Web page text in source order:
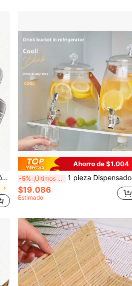
4 piezas/8 piezas/12 piezas Micrófonos inflables de utilería, Micrófono de entretenimiento para decoración de escenario de actuación, globos de utilería inflables para fiestas, regalos, Juego de micrófonos inflables - Estilo moderno, color aleatorio, para niños
Ahorro de $1.004
-5% ¡Últimos 3 días 1 pieza Dispensador de agua de gran capacidad con grifo, jarra de agua fría para refrigerador, jarra de agua fría para té de frutas, contenedor de bebidas de agua para el hogar, jarra de jugo de agua helada (sin soporte)
$19.086
Estimado